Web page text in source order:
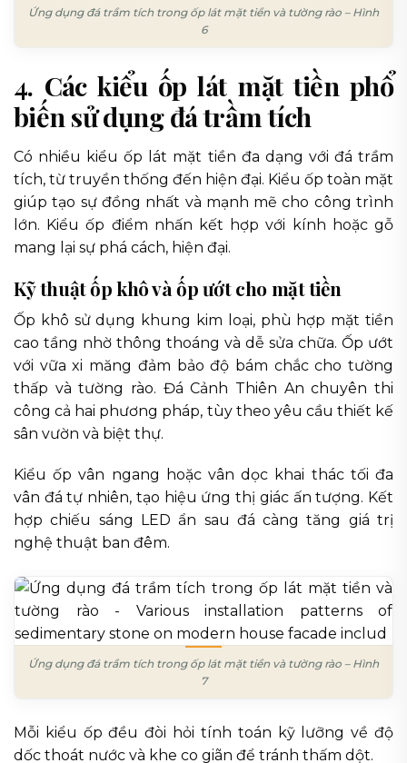
Ứng dụng đá trầm tích trong ốp lát mặt tiền và tường rào – Hình
6
4. Các kiểu ốp lát mặt tiền phổ
biến sử dụng đá trầm tích
Có nhiều kiểu ốp lát mặt tiền đa dạng với đá trầm
tích, từ truyền thống đến hiện đại. Kiểu ốp toàn mặt
giúp tạo sự đồng nhất và mạnh mẽ cho công trình
lớn. Kiểu ốp điểm nhấn kết hợp với kính hoặc gỗ
mang lại sự phá cách, hiện đại.
Kỹ thuật ốp khô và ốp ướt cho mặt tiền
Ốp khô sử dụng khung kim loại, phù hợp mặt tiền
cao tầng nhờ thông thoáng và dễ sửa chữa. Ốp ướt
với vữa xi măng đảm bảo độ bám chắc cho tường
thấp và tường rào. Đá Cảnh Thiên An chuyên thi
công cả hai phương pháp, tùy theo yêu cầu thiết kế
sân vườn và biệt thự.
Kiểu ốp vân ngang hoặc vân dọc khai thác tối đa
vân đá tự nhiên, tạo hiệu ứng thị giác ấn tượng. Kết
hợp chiếu sáng LED ẩn sau đá càng tăng giá trị
nghệ thuật ban đêm.
Ứng dụng đá trầm tích trong ốp lát mặt tiền và tường rào – Hình
7
Mỗi kiểu ốp đều đòi hỏi tính toán kỹ lưỡng về độ
dốc thoát nước và khe co giãn để tránh thấm dột.